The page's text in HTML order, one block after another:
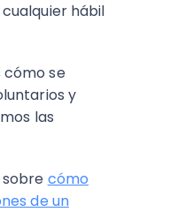
hábil
cómo se
y
las
sobre cómo
de un